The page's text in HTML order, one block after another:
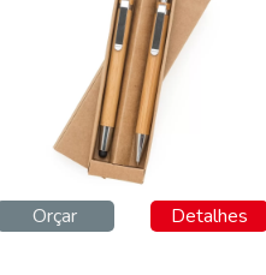
Orçar Detalhes